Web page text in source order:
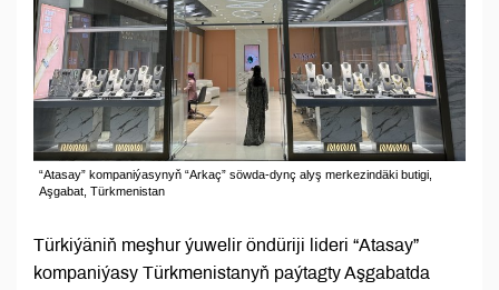
“Atasay” kompaniýasynyň “Arkaç” söwda-dynç alyş merkezindäki butigi,
Aşgabat, Türkmenistan
Türkiýäniň meşhur ýuwelir öndüriji lideri “Atasay”
kompaniýasy Türkmenistanyň paýtagty Aşgabatda